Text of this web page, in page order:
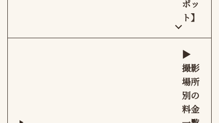
ポッ
ト】
▶︎
撮影
場所
別の
料金